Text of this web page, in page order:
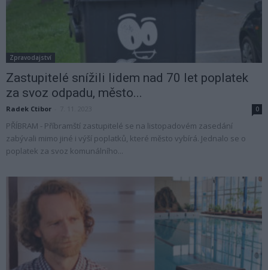
Zpravodajství
Zastupitelé snížili lidem nad 70 let poplatek
za svoz odpadu, město...
Radek Ctibor 0
PŘÍBRAM - Příbramští zastupitelé se na listopadovém zasedání
zabývali mimo jiné i výší poplatků, které město vybírá. Jednalo se o
poplatek za svoz komunálního...